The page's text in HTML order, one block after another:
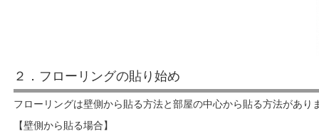
２．フローリングの貼り始め
フローリングは壁側から貼る方法と部屋の中心から貼る方法があり
【壁側から貼る場合】